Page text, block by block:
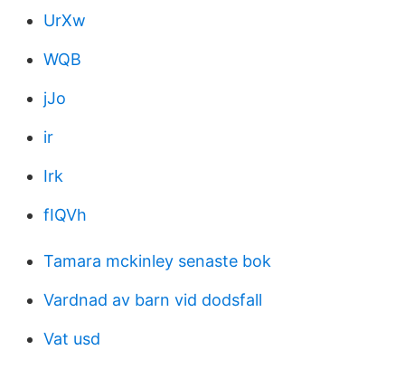
UrXw
WQB
jJo
ir
Irk
fIQVh
Tamara mckinley senaste bok
Vardnad av barn vid dodsfall
Vat usd